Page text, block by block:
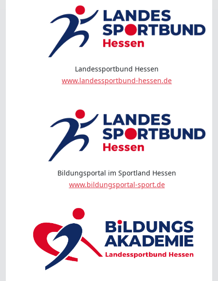
Landessportbund Hessen
www.landessportbund-hessen.de
Bildungsportal im Sportland Hessen
www.bildungsportal-sport.de